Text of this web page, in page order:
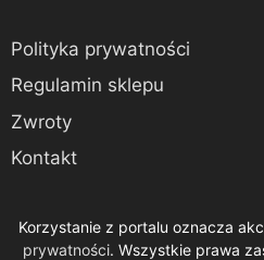
Polityka prywatności
Regulamin sklepu
Zwroty
Kontakt
Korzystanie z portalu oznacza
prywatności. Wszystkie prawa
5,15zł